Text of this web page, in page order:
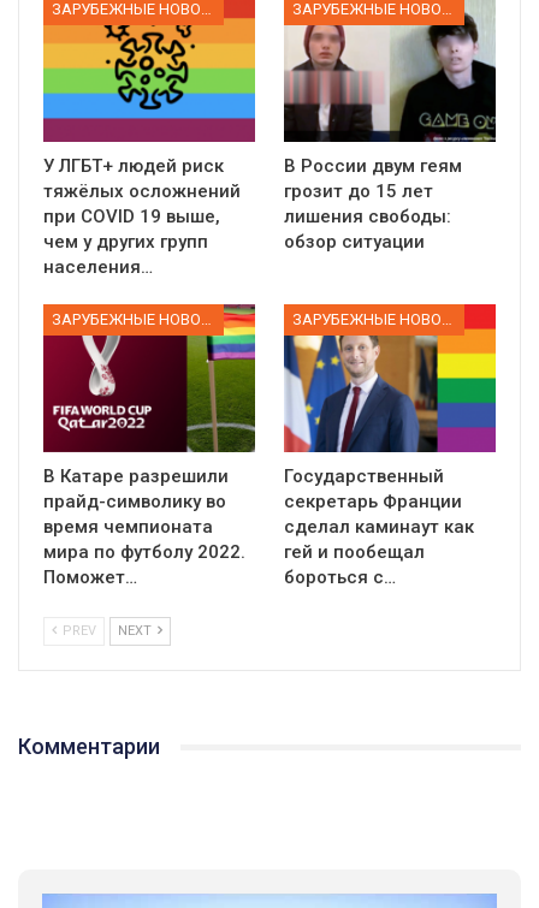
У ЛГБТ+ людей риск
тяжёлых осложнений
при COVID 19 выше,
чем у других групп
населения…
В России двум геям
грозит до 15 лет
лишения свободы:
обзор ситуации
ЗАРУБЕЖНЫЕ НОВОСТИ
В Катаре разрешили
прайд-символику во
время чемпионата
мира по футболу 2022.
Поможет…
ЗАРУБЕЖНЫЕ НОВОСТИ
Государственный
секретарь Франции
сделал каминаут как
гей и пообещал
бороться с…
PREV NEXT
Комментарии